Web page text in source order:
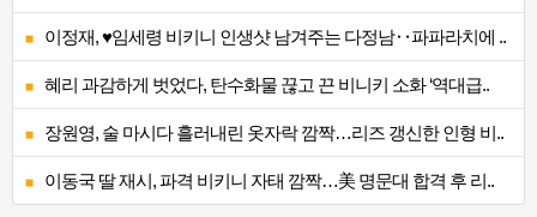
이정재, ♥임세령 비키니 인생샷 남겨주는 다정남‥파파라치에 ..
혜리 과감하게 벗었다, 탄수화물 끊고 끈 비니키 소화 ‘역대급..
장원영, 술 마시다 흘러내린 옷자락 깜짝…리즈 갱신한 인형 비..
이동국 딸 재시, 파격 비키니 자태 깜짝…美 명문대 합격 후 리..